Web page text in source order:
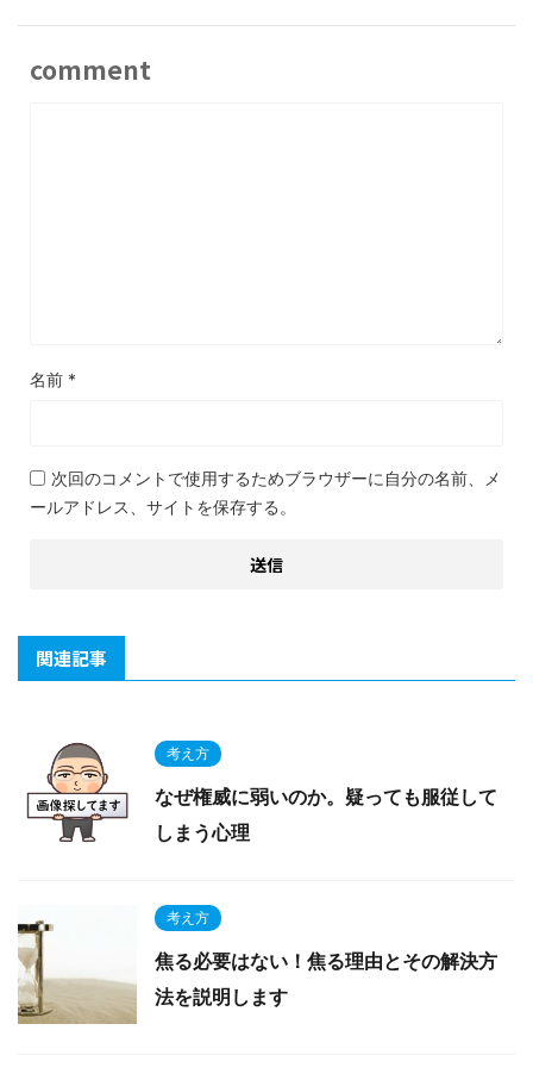
comment
名前 *
次回のコメントで使用するためブラウザーに自分の名前、メ
ールアドレス、サイトを保存する。
関連記事
考え方
なぜ権威に弱いのか。疑っても服従して
しまう心理
考え方
焦る必要はない！焦る理由とその解決方
法を説明します